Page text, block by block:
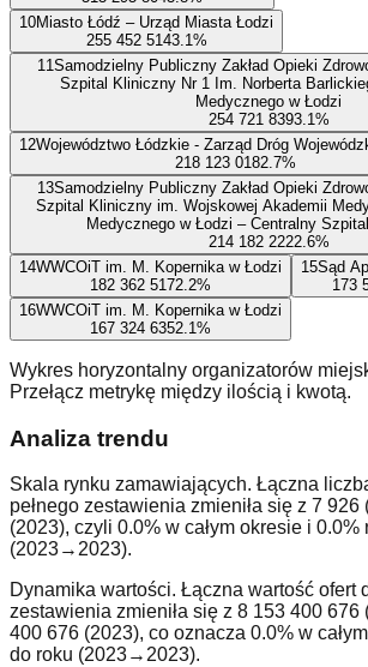
10Miasto Łódź – Urząd Miasta Łodzi
255 452 5143.1 %
11 Samodzielny Publiczny Zakład Opieki
Szpital Kliniczny Nr 1 Im. Norberta
Medycznego w Łodzi
254 721 8393.1 %
12Województwo Łódzkie - Zarząd Dróg
218 123 0182.7%
13Samodzielny Publiczny Zakład Opieki
Szpital Kliniczny im. Wojskowej Akademii
Medycznego w Łodzi – Centralny
214 182 2222.6%
14WWCOiT im. M. Kopernika w Łodzi
182 362 5172.2%
15Sąd
173
16WWCOiT im. M. Kopernika w Łodzi
167 324 6352.1 %
Wykres horyzontalny organizatorów
Przełącz metrykę między ilością i kwotą.
Analiza trendu
Skala rynku zamawiających. Łączna
pełnego zestawienia zmieniła się z 7 926
(2023), czyli 0.0% w całym okresie i 0.0%
(2023→2023).
Dynamika wartości. Łączna wartość ofert
zestawienia zmieniła się z 8 153 400 676
400 676 (2023), co oznacza 0.0% w
do roku (2023→2023).